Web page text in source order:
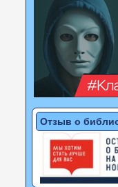
Отзыв о